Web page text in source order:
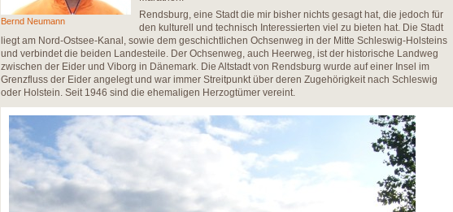
Bernd Neumann
Rendsburg, eine Stadt die mir bisher nichts gesagt hat, die jedoch für
den kulturell und technisch Interessierten viel zu bieten hat. Die Stadt
liegt am Nord-Ostsee-Kanal, sowie dem geschichtlichen Ochsenweg in der Mitte Schleswig-Holsteins
und verbindet die beiden Landesteile. Der Ochsenweg, auch Heerweg, ist der historische Landweg
zwischen der Eider und Viborg in Dänemark. Die Altstadt von Rendsburg wurde auf einer Insel im
Grenzfluss der Eider angelegt und war immer Streitpunkt über deren Zugehörigkeit nach Schleswig
oder Holstein. Seit 1946 sind die ehemaligen Herzogtümer vereint.